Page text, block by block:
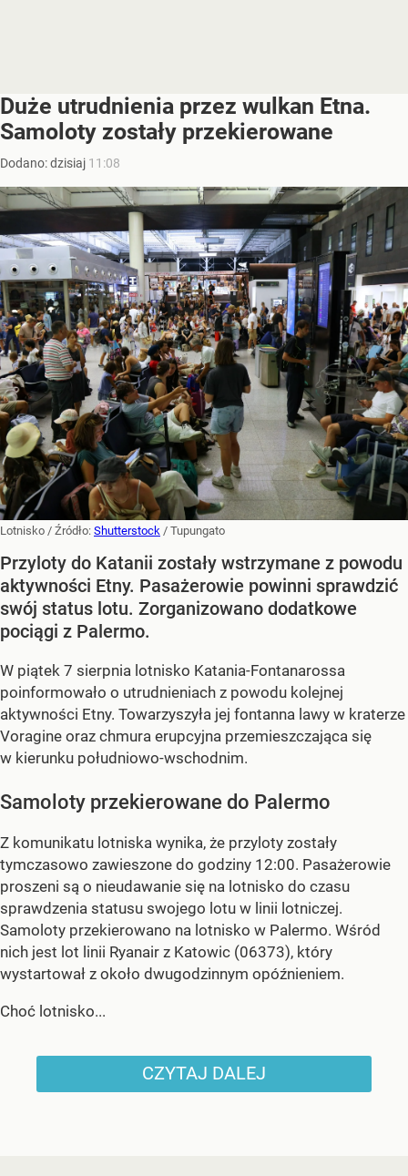
Duże utrudnienia przez wulkan Etna.
Samoloty zostały przekierowane
Dodano:dzisiaj 11:08
Lotnisko / Źródło: Shutterstock / Tupungato
Przyloty do Katanii zostały wstrzymane z powodu
aktywności Etny. Pasażerowie powinni sprawdzić
swój status lotu. Zorganizowano dodatkowe
pociągi z Palermo.
W piątek 7 sierpnia lotnisko Katania-Fontanarossa
poinformowało o utrudnieniach z powodu kolejnej
aktywności Etny. Towarzyszyła jej fontanna lawy w kraterze
Voragine oraz chmura erupcyjna przemieszczająca się
w kierunku południowo-wschodnim.
Samoloty przekierowane do Palermo
Z komunikatu lotniska wynika, że przyloty zostały
tymczasowo zawieszone do godziny 12:00. Pasażerowie
proszeni są o nieudawanie się na lotnisko do czasu
sprawdzenia statusu swojego lotu w linii lotniczej.
Samoloty przekierowano na lotnisko w Palermo. Wśród
nich jest lot linii Ryanair z Katowic (06373), który
wystartował z około dwugodzinnym opóźnieniem.
Choć lotnisko...
CZYTAJ DALEJ